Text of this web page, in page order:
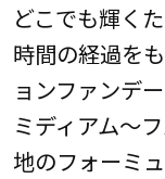
どこでも輝く
時間の経過を
ョンファンデ
ミディアム～
地のフォーミ